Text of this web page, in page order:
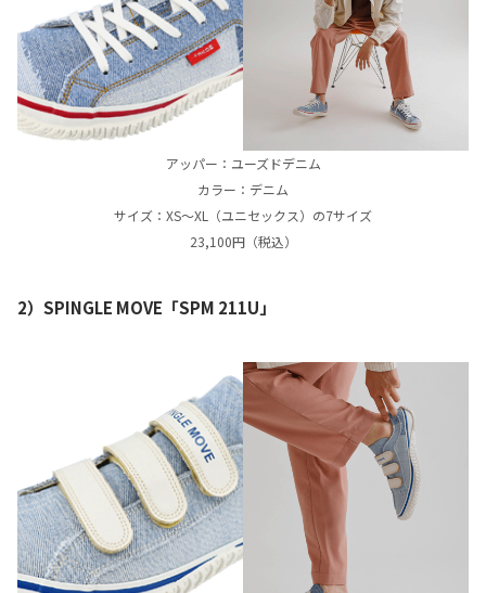
アッパー：ユーズドデニム
カラー：デニム
サイズ：XS〜XL（ユニセックス）の7サイズ
23,100円（税込）
2）SPINGLE MOVE「SPM 211U」